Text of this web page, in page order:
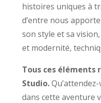
histoires uniques à
d’entre nous
son style et sa
et modernité,
Tous ces éléments
Studio.
dans cette aventure